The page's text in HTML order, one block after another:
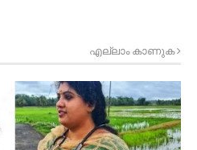
എല്ലാം കാണുക